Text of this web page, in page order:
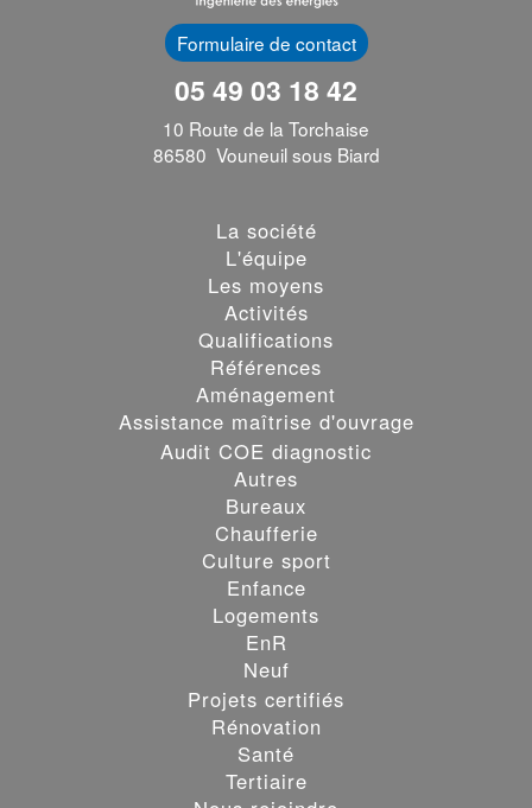
Les cookies assurent le bon fonctionnement de nos services.
En utilisant ces derniers, vous acceptez tacitement l'utilisation
Formulaire de contact
05 49 03 18 42
10 Route de la Torchaise
86580 Vouneuil sous Biard
La société
L'équipe
Les moyens
Activités
Qualifications
Références
Aménagement
Assistance maîtrise d'ouvrage
Audit COE diagnostic
Autres
Bureaux
Chaufferie
Culture sport
Enfance
Logements
EnR
Neuf
Projets certifiés
Rénovation
Santé
Tertiaire